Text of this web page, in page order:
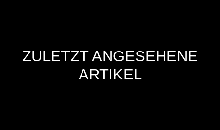
ZULETZT ANGESEHENE
ARTIKEL